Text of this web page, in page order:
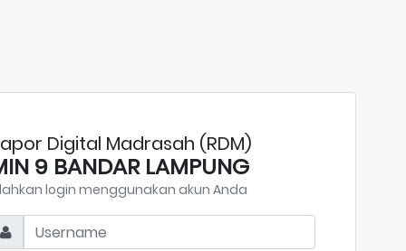
Digital Madrasah (RDM)
9 BANDAR LAMPUNG
login menggunakan akun Anda